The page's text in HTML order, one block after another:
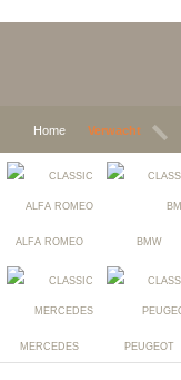
Home Verwacht
ALFA ROMEO BMW
MERCEDES PEUGEOT